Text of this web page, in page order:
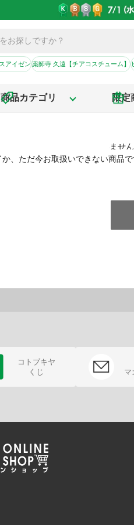
アイゼン薬師寺 久遠【チアコスチューム】
商品カテゴリ 限定
、ただ今お取扱いできない商品で
コトブキヤ
くじ
マ